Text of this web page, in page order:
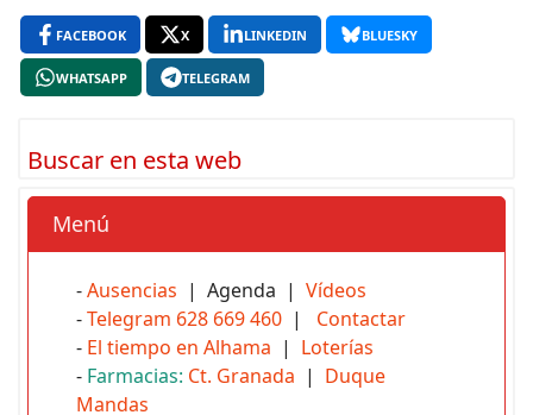
FACEBOOK X LINKEDIN BLUESKY
WHATSAPP TELEGRAM
Buscar en esta web
Menú
-Ausencias | Agenda | Vídeos
-Telegram 628 669 460 | Contactar
- El tiempo en Alhama | Loterías
- Farmacias: Ct. Granada | Duque
Mandas